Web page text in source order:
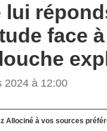
lui
face
2024 à 12:00
Allociné à vos sources